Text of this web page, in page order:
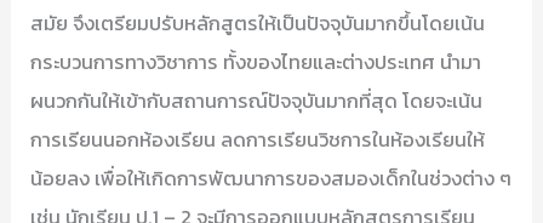
สมัย จึงเตรียมปรับหลักสูตรให้เป็นปัจจุบันมากขึ้นโดยเน้น
กระบวนการทางวิชาการ ทั้งของไทยและต่างประเทศ นำมา
ผนวกกันให้เข้ากับสถานการณ์ปัจจุบันมากที่สุด โดยจะเน้น
การเรียนนอกห้องเรียน ลดการเรียนวิชการในห้องเรียนให้
น้อยลง เพื่อให้เกิดการพัฒนาการของสมองเด็กในช่วงต่าง ๆ
เช่น นักเรียน ป.1 – 2 จะมีการออกแบบหลักสูตรการเรียน